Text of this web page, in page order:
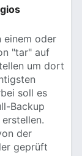
einem oder
"tar" auf
um dort
soll es
Backup
der
geprüft